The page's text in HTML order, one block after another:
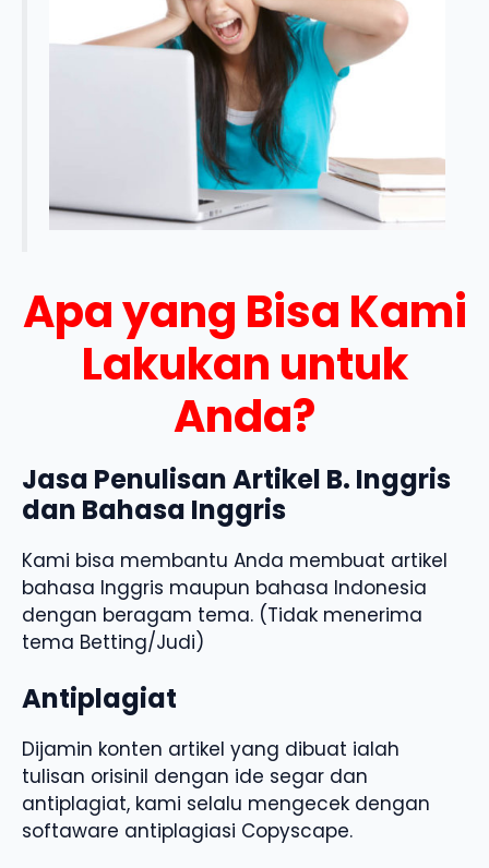
Apa yang Bisa Kami
Lakukan untuk
Anda?
Jasa Penulisan Artikel B. Inggris
dan Bahasa Inggris
Kami bisa membantu Anda membuat artikel
bahasa Inggris maupun bahasa Indonesia
dengan beragam tema. (Tidak menerima
tema Betting/Judi)
Antiplagiat
Dijamin konten artikel yang dibuat ialah
tulisan orisinil dengan ide segar dan
antiplagiat, kami selalu mengecek dengan
softaware antiplagiasi Copyscape.